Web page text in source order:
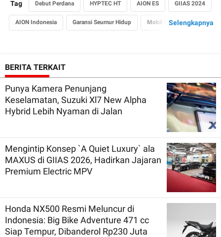
Tag Debut Perdana HYPTEC HT AION ES GIIAS 2024
AION Indonesia Garansi Seumur Hidup Mobil ListrikSelengkapnya
BERITA TERKAIT
Punya Kamera Penunjang
Keselamatan, Suzuki Xl7 New Alpha
Hybrid Lebih Nyaman di Jalan
Mengintip Konsep `A Quiet Luxury` ala
MAXUS di GIIAS 2026, Hadirkan Jajaran
Premium Electric MPV
Honda NX500 Resmi Meluncur di
Indonesia: Big Bike Adventure 471 cc
Siap Tempur, Dibanderol Rp230 Juta